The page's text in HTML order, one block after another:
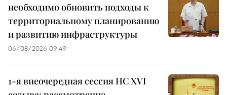
необходимо обновить подходы к
территориальному планированию
и развитию инфраструктуры
06/08/2026 09:49
1-я внеочередная сессия НС XVI